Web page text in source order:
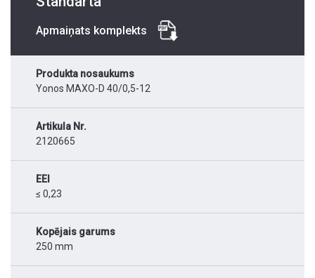
Apmaiņats komplekts
Produkta nosaukums
Yonos MAXO-D 40/0,5-12
Artikula Nr.
2120665
EEI
≤ 0,23
Kopējais garums
250 mm